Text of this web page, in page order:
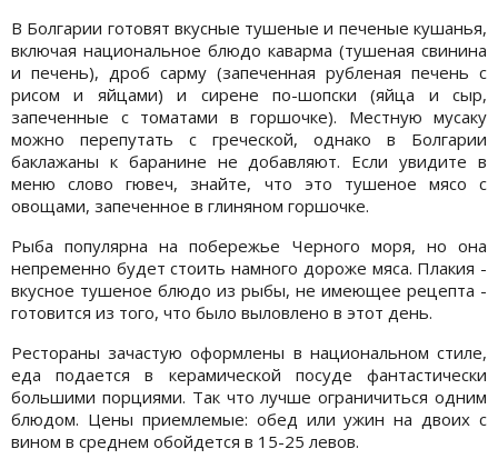
В Болгарии готовят вкусные тушеные и печеные кушанья,
включая национальное блюдо каварма (тушеная свинина
и печень), дроб сарму (запеченная рубленая печень с
рисом и яйцами) и сирене по-шопски (яйца и сыр,
запеченные с томатами в горшочке). Местную мусаку
можно перепутать с греческой, однако в Болгарии
баклажаны к баранине не добавляют. Если увидите в
меню слово гювеч, знайте, что это тушеное мясо с
овощами, запеченное в глиняном горшочке.
Рыба популярна на побережье Черного моря, но она
непременно будет стоить намного дороже мяса. Плакия -
вкусное тушеное блюдо из рыбы, не имеющее рецепта -
готовится из того, что было выловлено в этот день.
Рестораны зачастую оформлены в национальном стиле,
еда подается в керамической посуде фантастически
большими порциями. Так что лучше ограничиться одним
блюдом. Цены приемлемые: обед или ужин на двоих с
вином в среднем обойдется в 15-25 левов.